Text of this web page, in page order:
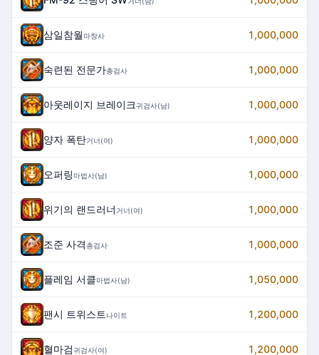
삼일참월 마창사 1,000,000
숙련된 전문가총검사 1,000,000
아웃레이지 브레이크귀검사(남) 1,000,000
양자 폭탄거너(여) 1,000,000
오퍼링 마법사(남) 1,000,000
위기의 랜드러너 거너(여) 1,000,000
조준 사격총검사 1,000,000
플레임 서클마법사(남) 1,050,000
팬시 트위스트 나이트 1,200,000
혈마검귀검사(여) 1,200,000